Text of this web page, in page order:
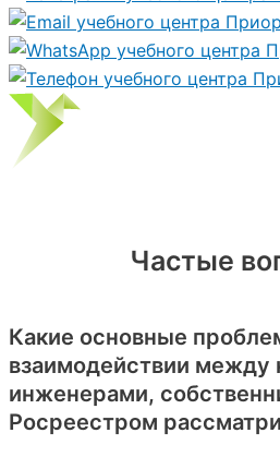
Частые
Какие основные
взаимодействии между
инженерами,
Росреестром